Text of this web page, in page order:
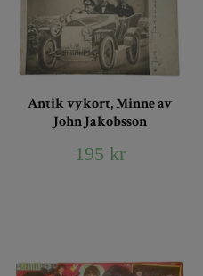
Antik vykort, Minne av
John Jakobsson
195 kr